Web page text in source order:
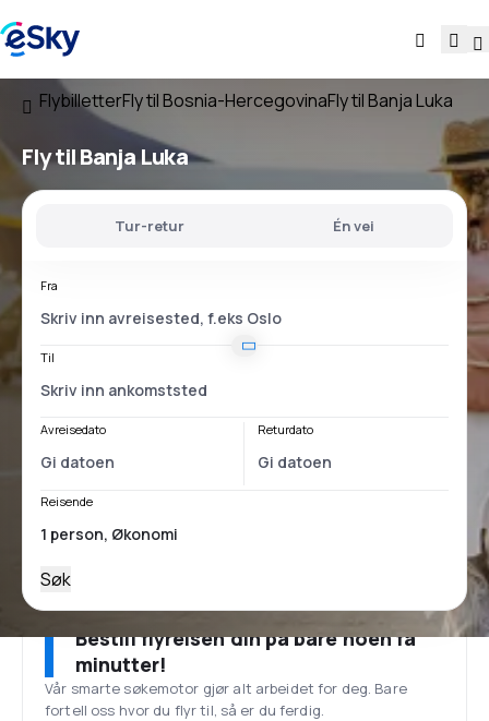
FlybilletterFly til Bosnia-HercegovinaFly til Banja Luka
Fly til Banja Luka
Tur-retur Én vei
Fra
Til
Avreisedato Returdato
Reisende
Søk
Bestill flyreisen din på bare noen få
minutter!
Vår smarte søkemotor gjør alt arbeidet for deg. Bare
fortell oss hvor du flyr til, så er du ferdig.